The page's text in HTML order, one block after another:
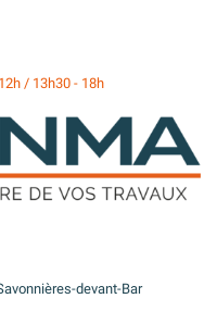
/ 13h30 - 18h
devant-Bar